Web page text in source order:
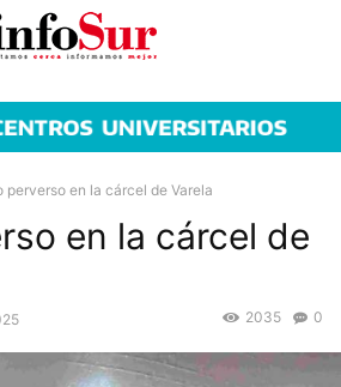
perverso en la cárcel de Varela
en la cárcel de
0
2035